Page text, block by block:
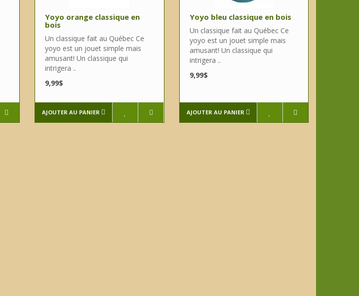
Yoyo orange classique en
bois
Un classique fait au Québec Ce
yoyo est un jouet simple mais
amusant! Un classique qui
intrigera ..
9,99$
AJOUTER AU PANIER
Yoyo bleu classique en bois
Un classique fait au Québec Ce
yoyo est un jouet simple mais
amusant! Un classique qui
intrigera ..
9,99$
AJOUTER AU PANIER